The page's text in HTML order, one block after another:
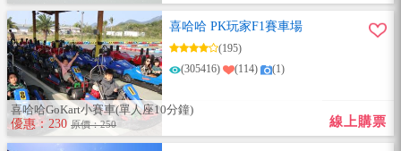
喜哈哈 PK玩家F1賽車場
(195)
(305416)
(114) (1)
線上購票
喜哈哈GoKart小賽車(單人座10分鐘)
優惠：230 原價：250